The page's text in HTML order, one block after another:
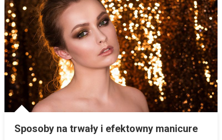
Sposoby na trwały i efektowny manicure